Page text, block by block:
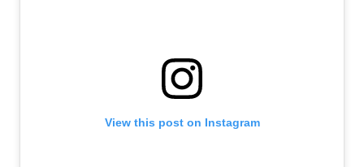
View this post on Instagram